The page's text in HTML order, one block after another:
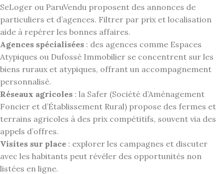
SeLoger ou ParuVendu proposent des annonces de
particuliers et d’agences. Filtrer par prix et localisation
aide à repérer les bonnes affaires.
Agences spécialisées : des agences comme Espaces
Atypiques ou Dufossé Immobilier se concentrent sur les
biens ruraux et atypiques, offrant un accompagnement
personnalisé.
Réseaux agricoles : la Safer (Société d’Aménagement
Foncier et d’Établissement Rural) propose des fermes et
terrains agricoles à des prix compétitifs, souvent via des
appels d’offres.
Visites sur place : explorer les campagnes et discuter
avec les habitants peut révéler des opportunités non
listées en ligne.